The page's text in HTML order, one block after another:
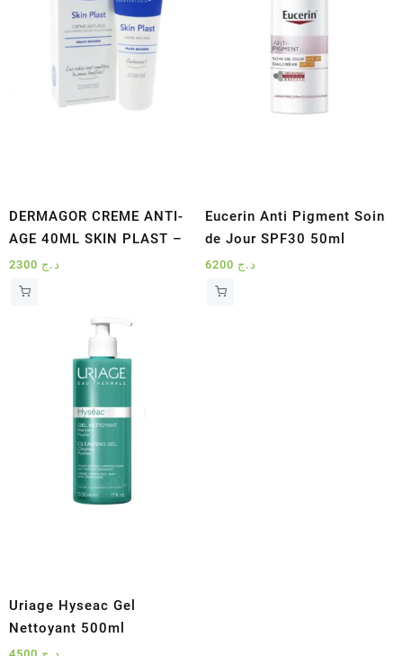
DERMAGOR CREME ANTI-
AGE 40ML SKIN PLAST –
د.ج
Eucerin Anti Pigment Soin
de Jour SPF30 50ml
د.ج
Uriage Hyseac Gel
Nettoyant 500ml